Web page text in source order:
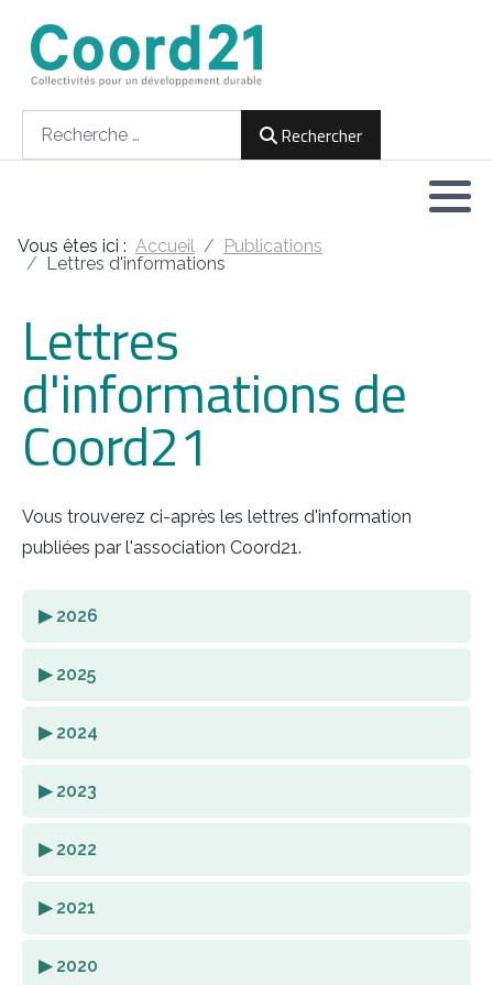
Rechercher
Vous êtes ici : Accueil
Publications
Lettres d'informations
Lettres
d'informations de
Coord21
Vous trouverez ci-après les lettres d'information
publiées par l'association Coord21.
▶ 2026
▶ 2025
▶ 2024
▶ 2023
▶ 2022
▶ 2021
▶ 2020
Développement durable et Agenda 21
Implémentation locale de l'Agenda
2021
2022
2024
Lettres d'informations
Rencontres thématiques
Documents